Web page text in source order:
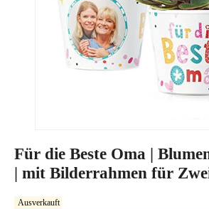
Für die Beste Oma |
| mit Bilderrahmen für
(10x15cm)
Ausverkauft